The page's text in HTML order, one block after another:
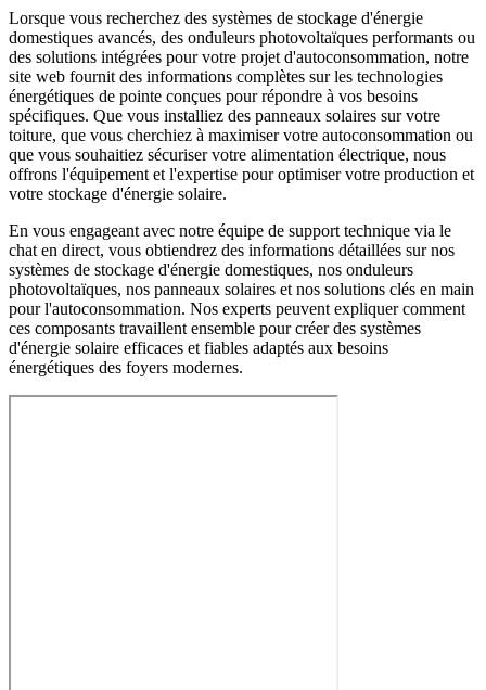
Lorsque vous recherchez des systèmes de stockage d'énergie
domestiques avancés, des onduleurs photovoltaïques performants ou
des solutions intégrées pour votre projet d'autoconsommation, notre
site web fournit des informations complètes sur les technologies
énergétiques de pointe conçues pour répondre à vos besoins
spécifiques. Que vous installiez des panneaux solaires sur votre
toiture, que vous cherchiez à maximiser votre autoconsommation ou
que vous souhaitiez sécuriser votre alimentation électrique, nous
offrons l'équipement et l'expertise pour optimiser votre production et
votre stockage d'énergie solaire.
En vous engageant avec notre équipe de support technique via le
chat en direct, vous obtiendrez des informations détaillées sur nos
systèmes de stockage d'énergie domestiques, nos onduleurs
photovoltaïques, nos panneaux solaires et nos solutions clés en main
pour l'autoconsommation. Nos experts peuvent expliquer comment
ces composants travaillent ensemble pour créer des systèmes
d'énergie solaire efficaces et fiables adaptés aux besoins
énergétiques des foyers modernes.